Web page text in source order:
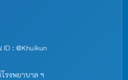
: @Khuikun
รงพยาบาล ฯ